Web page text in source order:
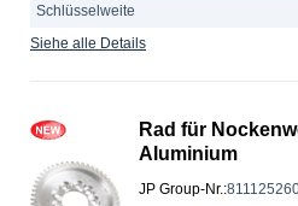
Schlüsselweite
Siehe alle Details
Rad für
Aluminium
JP Group-Nr.: